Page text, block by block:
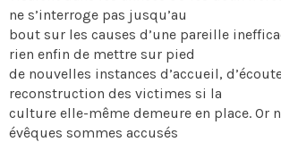
ne s’interroge pas jusqu’au
bout sur les causes d’une pareille
rien enfin de mettre sur pied
de nouvelles instances d’accueil,
reconstruction des victimes si la
culture elle-même demeure en place. Or
évêques sommes accusés